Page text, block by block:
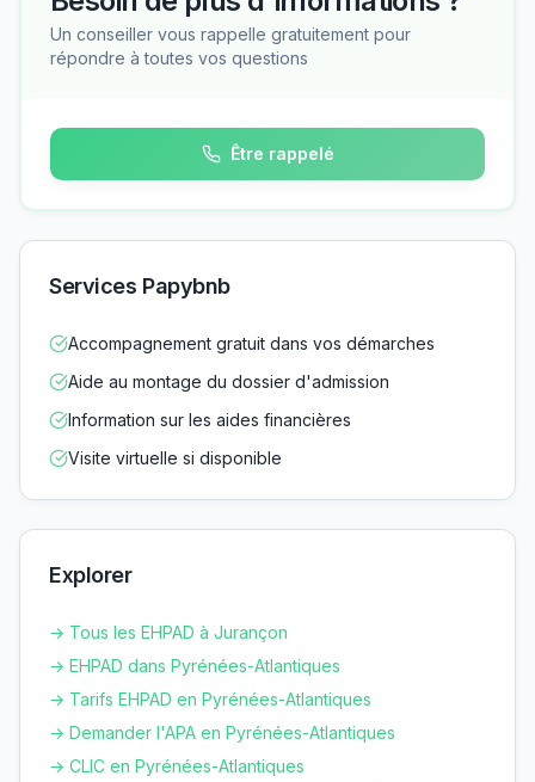
Un conseiller vous rappelle gratuitement pour
répondre à toutes vos questions
Être rappelé
Services Papybnb
Accompagnement gratuit dans vos démarches
Aide au montage du dossier d'admission
Information sur les aides financières
Visite virtuelle si disponible
Explorer
→ Tous les EHPAD à Jurançon
→ EHPAD dans Pyrénées-Atlantiques
→ Tarifs EHPAD en Pyrénées-Atlantiques
→ Demander l'APA en Pyrénées-Atlantiques
→ CLIC en Pyrénées-Atlantiques